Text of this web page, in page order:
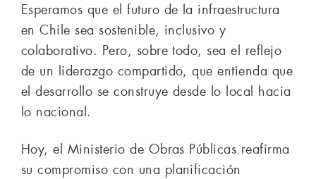
Esperamos que el futuro de la infraestructura
en Chile sea sostenible, inclusivo y
colaborativo. Pero, sobre todo, sea el reflejo
de un liderazgo compartido, que entienda que
el desarrollo se construye desde lo local hacia
lo nacional.
Hoy, el Ministerio de Obras Públicas reafirma
su compromiso con una planificación